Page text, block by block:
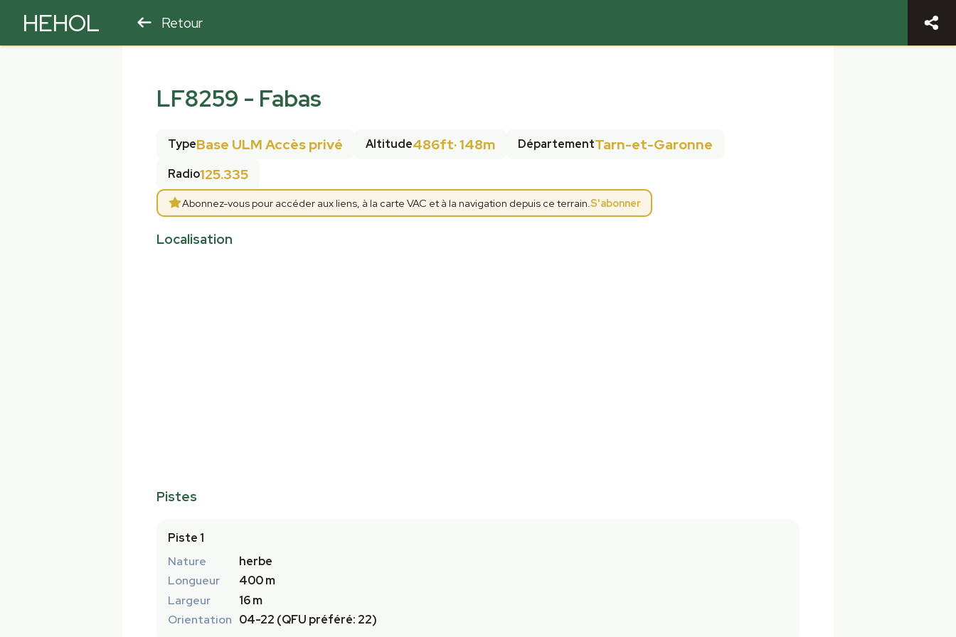
HEHOL Retour
LF8259 - Fabas
TypeBase ULM Accès privé Altitude486ft·148m DépartementTarn-et-Garonne
Radio125.335
Abonnez-vous pour accéder aux liens, à la carte VAC et à la navigation depuis ce terrain.S'abonner
Localisation
Pistes
Piste 1
Nature
herbe
Longueur
400 m
Largeur
16 m
Orientation 04-22 (QFU préféré: 22)